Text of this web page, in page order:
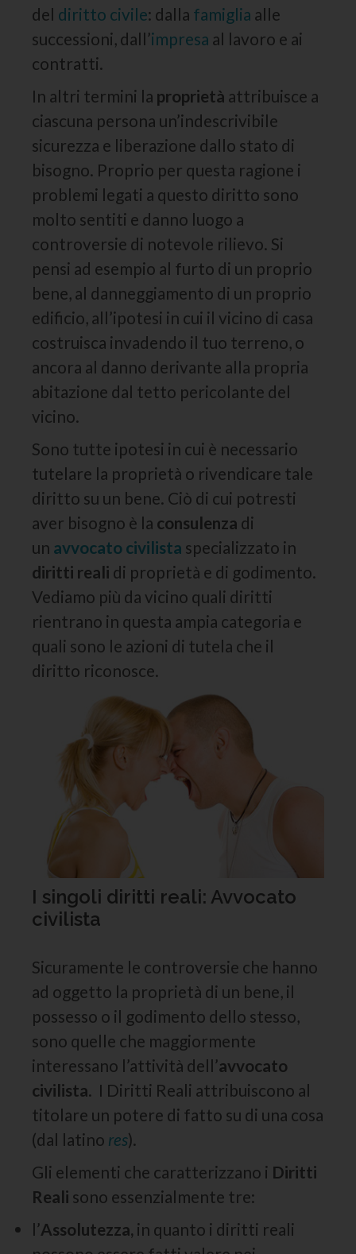
del diritto civile: dalla famiglia alle
successioni, dall’impresa al lavoro e ai
contratti.
In altri termini la proprietà attribuisce a
ciascuna persona un’indescrivibile
sicurezza e liberazione dallo stato di
bisogno. Proprio per questa ragione i
problemi legati a questo diritto sono
molto sentiti e danno luogo a
controversie di notevole rilievo. Si
pensi ad esempio al furto di un proprio
bene, al danneggiamento di un proprio
edificio, all’ipotesi in cui il vicino di casa
costruisca invadendo il tuo terreno, o
ancora al danno derivante alla propria
abitazione dal tetto pericolante del
vicino.
Sono tutte ipotesi in cui è necessario
tutelare la proprietà o rivendicare tale
diritto su un bene. Ciò di cui potresti
aver bisogno è la consulenza di
un avvocato civilista specializzato in
diritti reali di proprietà e di godimento.
Vediamo più da vicino quali diritti
rientrano in questa ampia categoria e
quali sono le azioni di tutela che il
diritto riconosce.
I singoli diritti reali: Avvocato
civilista
Sicuramente le controversie che hanno
ad oggetto la proprietà di un bene, il
possesso o il godimento dello stesso,
sono quelle che maggiormente
interessano l’attività dell’avvocato
civilista. I Diritti Reali attribuiscono al
titolare un potere di fatto su di una cosa
(dal latino res).
Gli elementi che caratterizzano i Diritti
Reali sono essenzialmente tre:
l’Assolutezza, in quanto i diritti reali